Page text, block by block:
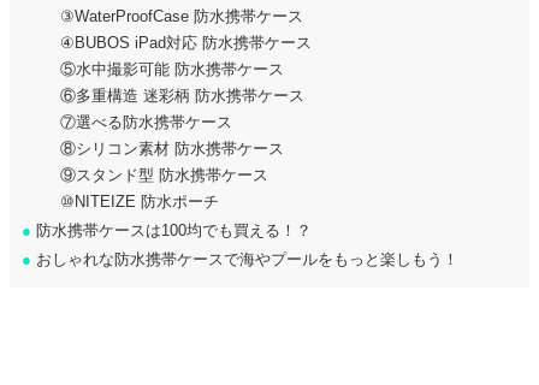
③WaterProofCase 防水携帯ケース
④BUBOS iPad対応 防水携帯ケース
⑤水中撮影可能 防水携帯ケース
⑥多重構造 迷彩柄 防水携帯ケース
⑦選べる防水携帯ケース
⑧シリコン素材 防水携帯ケース
⑨スタンド型 防水携帯ケース
⑩NITEIZE 防水ポーチ
● 防水携帯ケースは100均でも買える！？
● おしゃれな防水携帯ケースで海やプールをもっと楽しもう！